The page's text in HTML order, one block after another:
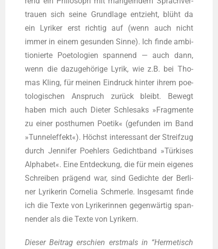
trau­en sich sei­ne Grund­la­ge ent­zieht, blüht da
ein Lyri­ker erst rich­tig auf (wenn auch nicht
immer in einem gesun­den Sin­ne). Ich fin­de ambi­
tio­nier­te Poe­to­lo­gien span­nend — auch dann,
wenn die dazu­ge­hö­ri­ge Lyrik, wie z.B. bei Tho­
mas Kling, für mei­nen Ein­druck hin­ter ihrem poe­
to­lo­gi­schen Anspruch zurück bleibt. Bewegt
haben mich auch Die­ter Schle­saks »Frag­men­te
zu einer post­hu­men Poe­tik« (gefun­den im Band
»Tun­nel­ef­fekt«). Höchst inter­es­sant der Streif­zug
durch Jen­ni­fer Poeh­lers Gedicht­band »Tür­ki­ses
Alpha­bet«. Eine Ent­de­ckung, die für mein eige­nes
Schrei­ben prä­gend war, sind Gedich­te der Ber­li­
ner Lyri­ke­rin Cor­ne­lia Schmer­le. Ins­ge­samt fin­de
ich die Tex­te von Lyri­ke­rin­nen gegen­wär­tig span­
nen­der als die Tex­te von Lyrikern.
Die­ser Bei­trag erschien erst­mals in “Her­me­tisch